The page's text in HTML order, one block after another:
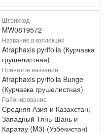
Штрихкод
MW0819572
Название в коллекции
Atraphaxis pyrifolia (Курчавка
грушелистная)
Принятое название
Atraphaxis pyrifolia Bunge
(Курчавка грушелистная)
Районирование
Средняя Азия и Казахстан,
Западный Тянь-Шань и
Каратау (M3) (Узбекистан)